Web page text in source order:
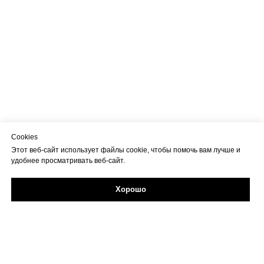
Задайте свой вопрос в Max
Cookies
Этот веб-сайт использует файлы cookie, чтобы помочь вам лучше и
удобнее просматривать веб-сайт.
Хорошо